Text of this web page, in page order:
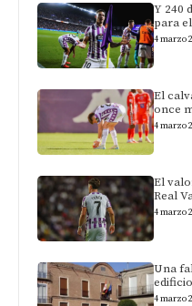
Y 240
para
4 marzo
El
once
4 marzo
El
Real
4 marzo
Una
4 marzo